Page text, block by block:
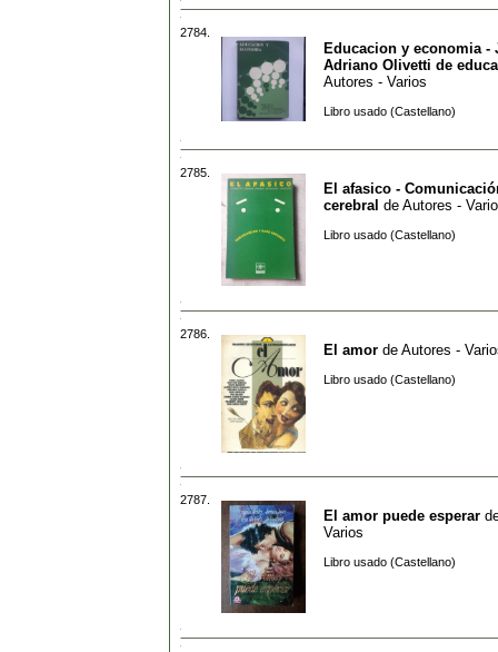
2784.
Educacion y economia -
Adriano Olivetti de
Autores - Varios
Libro usado (Castellano)
2785.
El afasico -
cerebral de Autores -
Libro usado (Castellano)
2786.
El amor de Autores -
Libro usado (Castellano)
2787.
El amor puede esperar
Varios
Libro usado (Castellano)